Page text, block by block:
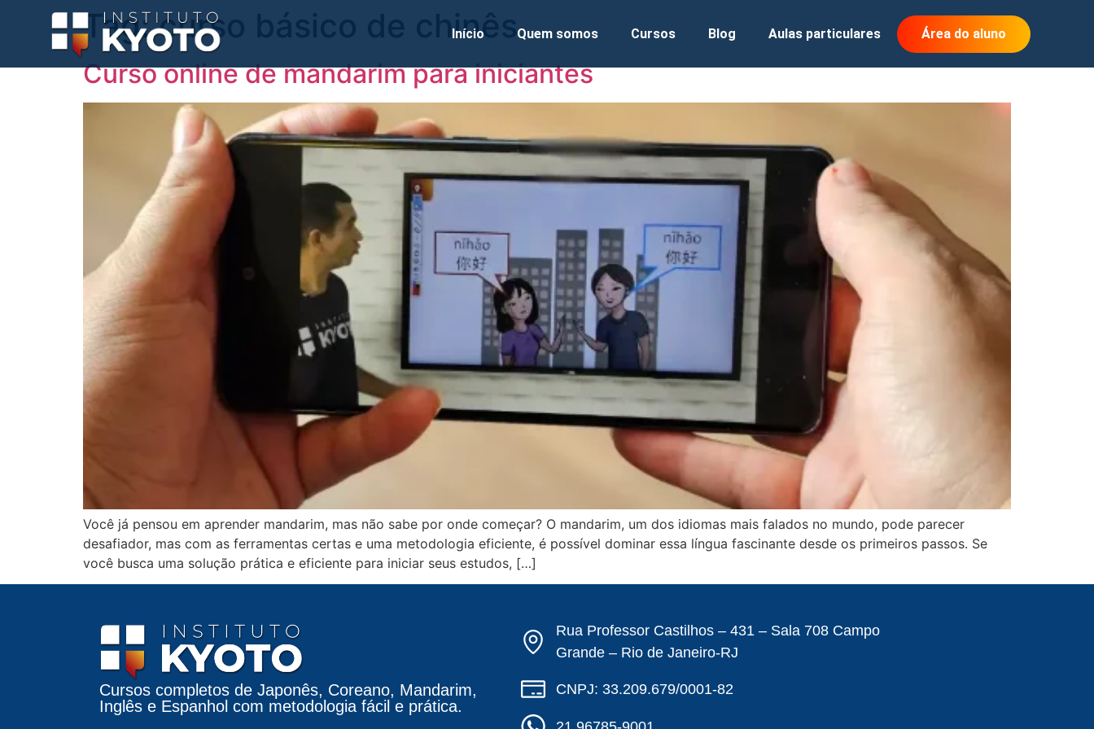
Início Quem somos Cursos Blog Aulas particulares Área do aluno
Tag:curso básico de chinês
Curso online de mandarim para iniciantes
Você já pensou em aprender mandarim, mas não sabe por onde começar? O mandarim, um dos idiomas mais falados no mundo, pode parecer
desafiador, mas com as ferramentas certas e uma metodologia eficiente, é possível dominar essa língua fascinante desde os primeiros passos. Se
você busca uma solução prática e eficiente para iniciar seus estudos, […]
Cursos completos de Japonês, Coreano, Mandarim,
Inglês e Espanhol com metodologia fácil e prática.
Rua Professor Castilhos – 431 – Sala 708 Campo
Grande – Rio de Janeiro-RJ
CNPJ: 33.209.679/0001-82